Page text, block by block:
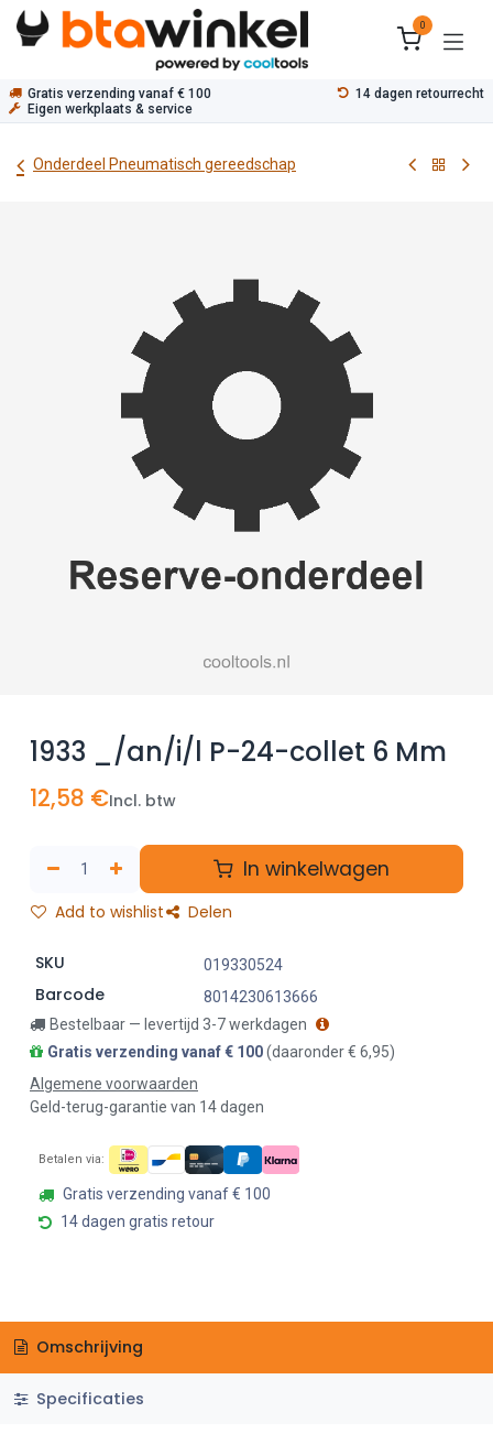
Overslaan naar inhoud
0
Gratis verzending vanaf € 100
14 dagen retourrecht
Eigen werkplaats & service
Onderdeel Pneumatisch gereedschap
1933 _/an/i/l P-24-collet 6 Mm
12,58 €Incl. btw
In winkelwagen
Add to wishlist Delen
SKU 019330524
Barcode
8014230613666
Bestelbaar — levertijd 3-7 werkdagen
Gratis verzending vanaf € 100(daaronder € 6,95)
Algemene voorwaarden
Geld-terug-garantie van 14 dagen
Betalen via:
Gratis verzending vanaf € 100
14 dagen gratis retour
Omschrijving
Specificaties